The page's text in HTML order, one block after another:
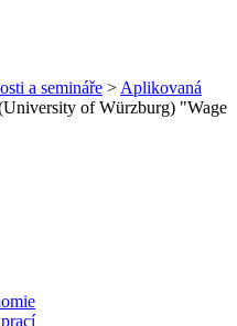
a semináře > Aplikovaná
of Würzburg) "Wage